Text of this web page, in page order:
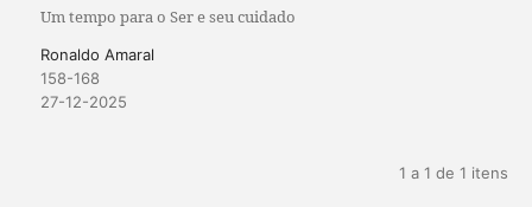
Um tempo para o Ser e seu cuidado
Ronaldo Amaral
158-168
27-12-2025
1 a 1 de 1 itens